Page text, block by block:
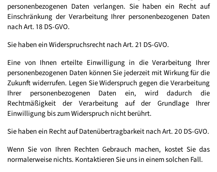
personenbezogenen Daten verlangen. Sie haben ein Recht auf
Einschränkung der Verarbeitung Ihrer personenbezogenen Daten
nach Art. 18 DS-GVO.
Sie haben ein Widerspruchsrecht nach Art. 21 DS-GVO.
Eine von Ihnen erteilte Einwilligung in die Verarbeitung Ihrer
personenbezogenen Daten können Sie jederzeit mit Wirkung für die
Zukunft widerrufen. Legen Sie Widerspruch gegen die Verarbeitung
Ihrer personenbezogenen Daten ein, wird dadurch die
Rechtmäßigkeit der Verarbeitung auf der Grundlage Ihrer
Einwilligung bis zum Widerspruch nicht berührt.
Sie haben ein Recht auf Datenübertragbarkeit nach Art. 20 DS-GVO.
Wenn Sie von Ihren Rechten Gebrauch machen, kostet Sie das
normalerweise nichts. Kontaktieren Sie uns in einem solchen Fall.